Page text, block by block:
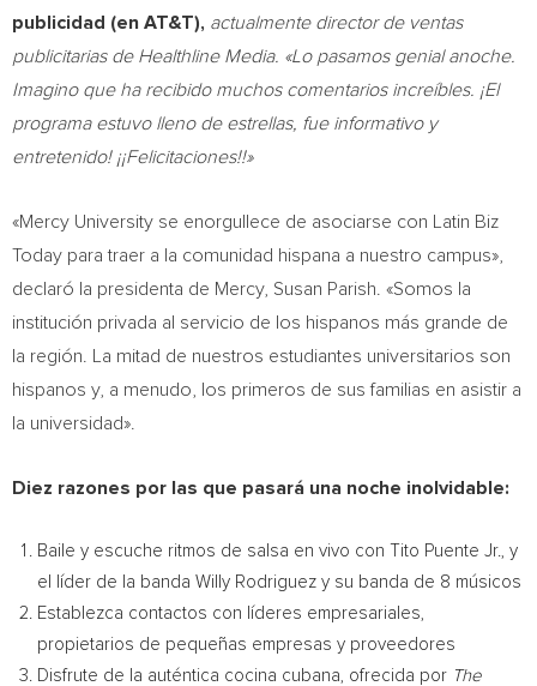
publicidad (en AT&T), actualmente director de ventas
publicitarias de Healthline Media. «Lo pasamos genial anoche.
Imagino que ha recibido muchos comentarios increíbles. ¡El
programa estuvo lleno de estrellas, fue informativo y
entretenido! ¡¡Felicitaciones!!»
«Mercy University se enorgullece de asociarse con Latin Biz
Today para traer a la comunidad hispana a nuestro campus»,
declaró la presidenta de Mercy, Susan Parish . «Somos la
institución privada al servicio de los hispanos más grande de
la región. La mitad de nuestros estudiantes universitarios son
hispanos y, a menudo, los primeros de sus familias en asistir a
la universidad».
Diez razones por las que pasará una noche inolvidable:
Baile y escuche ritmos de salsa en vivo con Tito Puente Jr., y
el líder de la banda Willy Rodriguez y su banda de 8 músicos
Establezca contactos con líderes empresariales,
propietarios de pequeñas empresas y proveedores
Disfrute de la auténtica cocina cubana, ofrecida por The